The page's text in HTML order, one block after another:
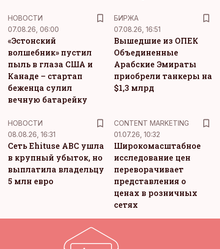
НОВОСТИ
07.08.26, 06:00
«Эстонский
волшебник» пустил
пыль в глаза США и
Канаде – стартап
беженца сулил
вечную батарейку
БИРЖА
07.08.26, 16:51
Вышедшие из ОПЕК
Объединенные
Арабские Эмираты
приобрели танкеры на
$1,3 млрд
НОВОСТИ
08.08.26, 16:31
Сеть Ehituse ABC ушла
в крупный убыток, но
выплатила владельцу
5 млн евро
CONTENT MARKETING
01.07.26, 10:32
Широкомасштабное
исследование цен
переворачивает
представления о
ценах в розничных
сетях